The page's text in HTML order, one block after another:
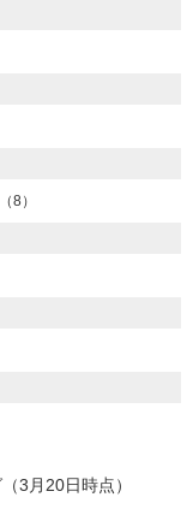
8）
3月20日時点）